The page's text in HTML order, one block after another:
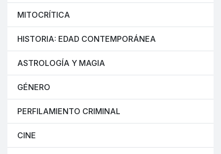
MITOCRÍTICA
HISTORIA: EDAD CONTEMPORÁNEA
ASTROLOGÍA Y MAGIA
GÉNERO
PERFILAMIENTO CRIMINAL
CINE